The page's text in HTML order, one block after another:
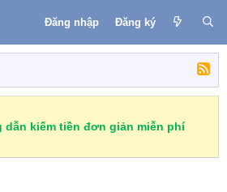
Đăng nhập Đăng ký
dẫn kiếm tiền đơn giản miễn phí